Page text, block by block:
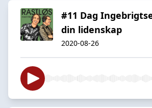
#11 Dag
din lidenskap
2020-08-26